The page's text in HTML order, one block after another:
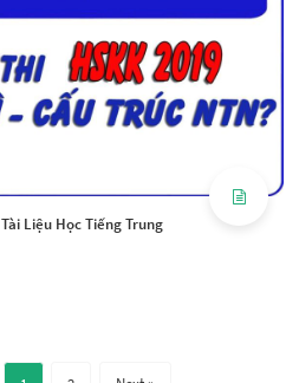
Tài Liệu Học Tiếng Trung